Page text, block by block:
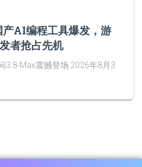
AI编程工具爆发，游
者抢占先机
3.8-Max震撼登场 2026年8月3